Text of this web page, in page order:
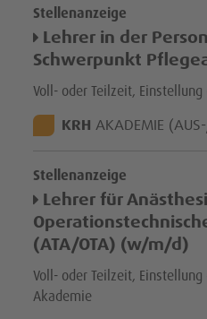
Stellenanzeige
Lehrer in der
Schwerpunkt
Voll- oder Teilzeit,
STANDORT:
KRH AKADEMIE
Stellenanzeige
Lehrer für
(ATA/OTA) (w/m/d)
Voll- oder Teilzeit,
Akademie